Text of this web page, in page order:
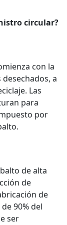
circular?
con la
a
Las
para
por
de alta
de
de
90% del
ser